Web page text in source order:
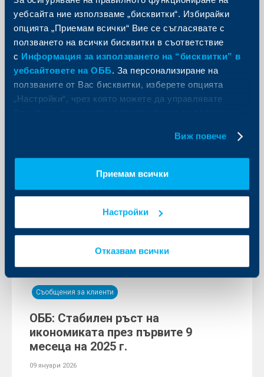
уебсайта ние използваме „бисквитки“. Избирайки
опцията „Приемам всички“ Вие се съгласявате с
ползването на всички бисквитки в съответствие
с Информация за използването на “бисквитки” в
уебсайтовете на ОББ. За персонализиране на
ползваните от Вас бисквитки, изберете опцията
„Настройки“, чрез която можете да управлявате
Виж повече
Приемам всички
Настройки
Отказвам всички
Уведомление за спиране,
съответно възобновяване на
издаването, обратното изкупуване
и замяната на дялове
21.01.-01.02.2026
12 януари 2026
Съобщения за клиенти
ОББ: Стабилен ръст на
икономиката през първите 9
месеца на 2025 г.
09 януари 2026